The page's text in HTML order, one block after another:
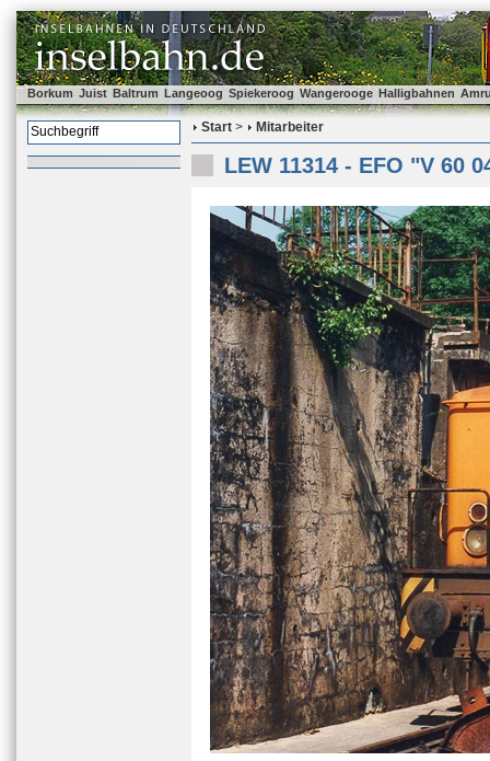
Borkum Juist Baltrum Langeoog Spiekeroog Wangerooge Halligbahnen
Start > Mitarbeiter
LEW 11314 - EFO "V 60